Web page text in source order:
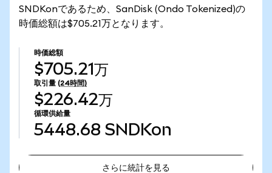
SNDKonであるため、SanDisk (Ondo Tokenized)の
時価総額は$705.21万となります。
時価総額
$705.21万
取引量 (24時間)
$226.42万
循環供給量
5448.68 SNDKon
さらに統計を見る